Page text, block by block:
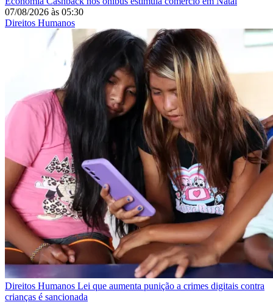
07/08/2026 às 05:30
Direitos Humanos
Direitos Humanos Lei que aumenta punição a crimes digitais contra
crianças é sancionada